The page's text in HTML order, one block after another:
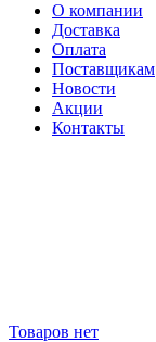
О компании
Доставка
Оплата
Поставщикам
Новости
Акции
Контакты
Товаров нет